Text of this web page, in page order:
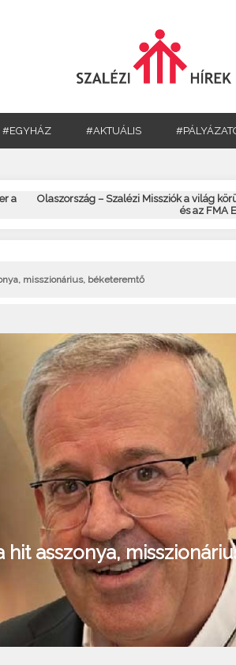
#EGYHÁZ #AKTUÁLIS
a
Olaszország – Szalézi Missziók a világ
és az FMA
misszionárius, béketeremtő
asszonya,